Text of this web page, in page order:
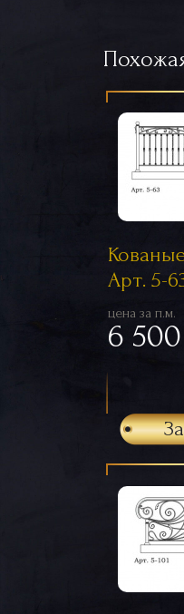
Арт. 5-
цена за п.м.
6